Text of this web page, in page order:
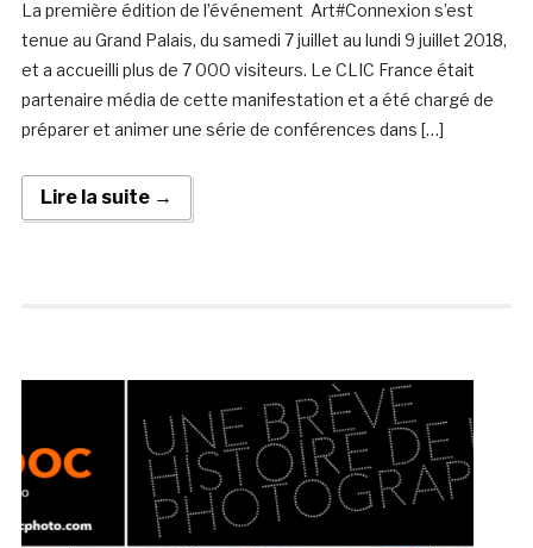
La première édition de l’événement Art#Connexion s’est
tenue au Grand Palais, du samedi 7 juillet au lundi 9 juillet 2018,
et a accueilli plus de 7 000 visiteurs. Le CLIC France était
partenaire média de cette manifestation et a été chargé de
préparer et animer une série de conférences dans […]
Lire la suite →